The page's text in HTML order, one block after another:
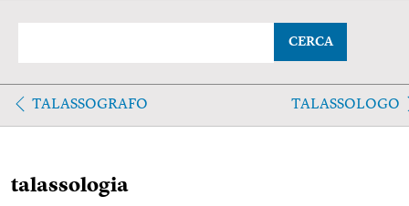
CERCA
TALASSOGRAFO TALASSOLOGO
talassologia